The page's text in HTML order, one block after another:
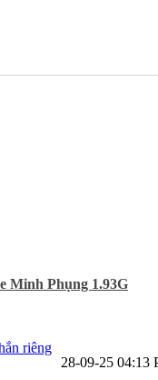
Minh Phụng 1.93G
riêng
28-09-25 04:13